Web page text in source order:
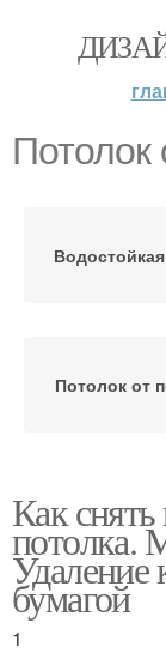
Потолок
Потолок от
Краска с
Как снять
потолка.
Удаление
бумагой
1